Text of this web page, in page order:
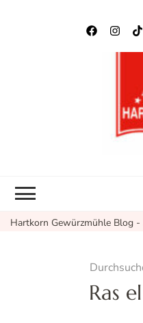
Hartkorn Gewürzmühle Blog -
Ras